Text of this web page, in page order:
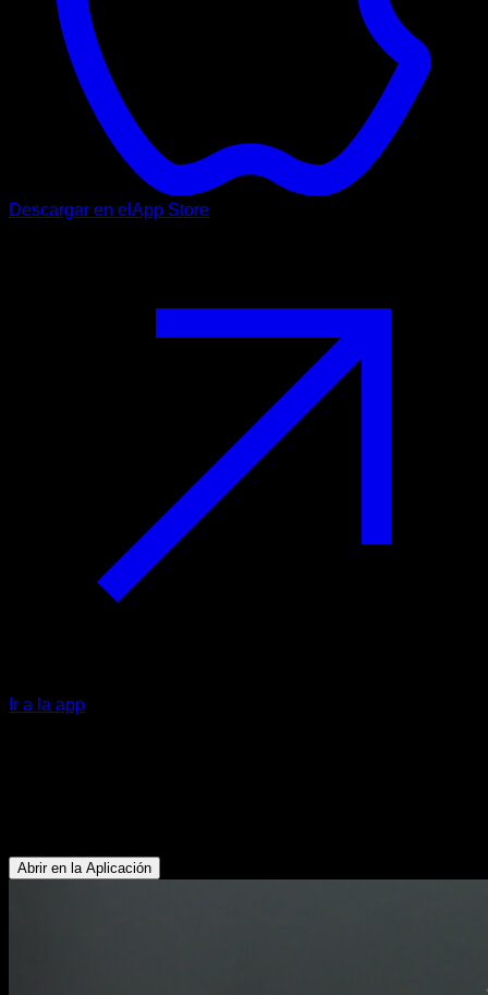
Descargar en el App Store
Ir a la app
Abrir en la Aplicación